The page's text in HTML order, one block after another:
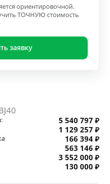
ориентировочной.
ТОЧНУЮ стоимость
заявку
5 540 797 ₽
1 129 257 ₽
166 394 ₽
563 146 ₽
3 552 000 ₽
130 000 ₽